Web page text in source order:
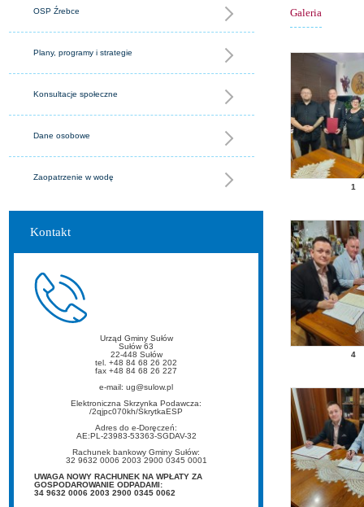
OSP Źrebce
Plany, programy i strategie
Konsultacje społeczne
Dane osobowe
Zaopatrzenie w wodę
Kontakt
Urząd Gminy Sułów
Sułów 63
22-448 Sułów
tel. +48 84 68 26 202
fax +48 84 68 26 227
e-mail: ug@sulow.pl
Elektroniczna Skrzynka Podawcza:
/2qjpc070kh/SkrytkaESP
Adres do e-Doręczeń:
AE:PL-23983-53363-SGDAV-32
Rachunek bankowy Gminy Sułów:
32 9632 0006 2003 2900 0345 0001
UWAGA NOWY RACHUNEK NA WPŁATY ZA
GOSPODAROWANIE ODPADAMI:
34 9632 0006 2003 2900 0345 0062
Galeria
1
4